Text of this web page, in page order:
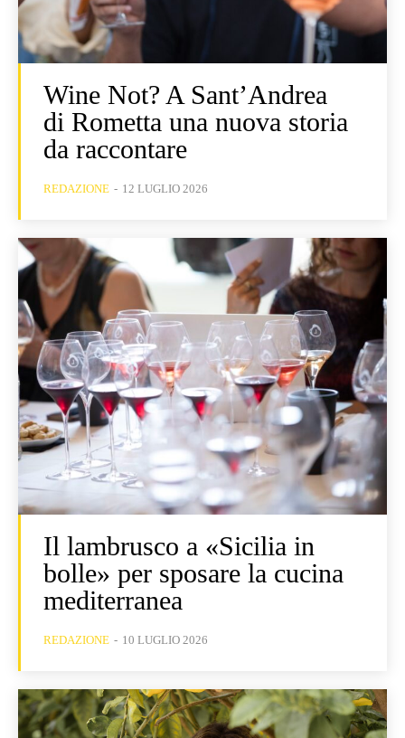
Wine Not? A Sant’Andrea
di Rometta una nuova storia
da raccontare
REDAZIONE - 12 LUGLIO 2026
Il lambrusco a «Sicilia in
bolle» per sposare la cucina
mediterranea
REDAZIONE - 10 LUGLIO 2026